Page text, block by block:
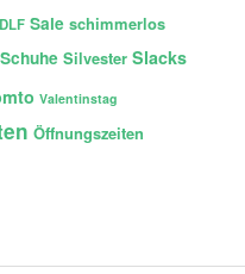
Sale schimmerlos
Schuhe Silvester Slacks
Valentinstag
Öffnungszeiten